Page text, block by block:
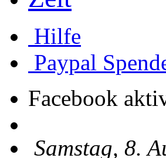
Hilfe
Paypal
Facebook
Samstag, 8.